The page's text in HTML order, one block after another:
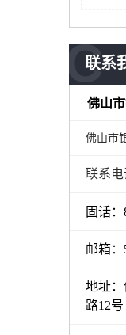
联系
C
佛山
佛山市
联系电
固话：
邮箱：
地址
路12号